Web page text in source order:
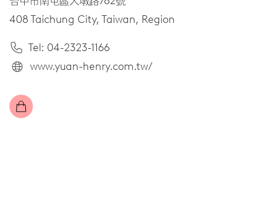
408 Taichung City, Taiwan, Region
Tel: 04-2323-1166
www.yuan-henry.com.tw/